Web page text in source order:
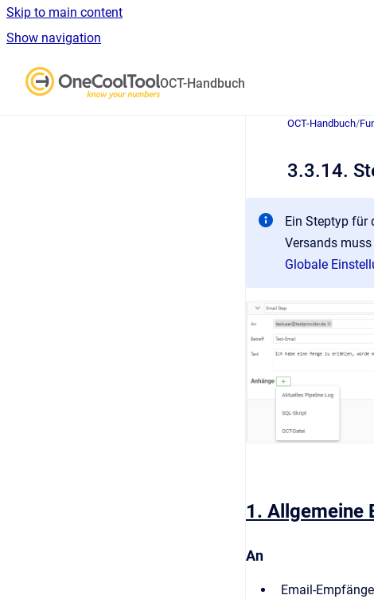
Skip to main content
Show navigation
OCT-Handbuch
OCT-Handbuch/
3.3.14.
Ein Steptyp für
Versands
Globale
1. Allgemeine
An
Email-